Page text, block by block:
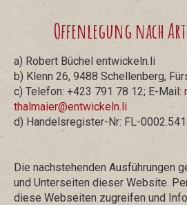
Offenlegung nach
a) Robert Büchel entwickeln.li
b) Klenn 26, 9488 Schellenberg,
c) Telefon: +423 791 78 12; E-Mail:
thalmaier@entwickeln.li
d) Handelsregister-Nr: FL-
Die nachstehenden Ausführungen
und Unterseiten dieser Website.
diese Webseiten zugreifen und